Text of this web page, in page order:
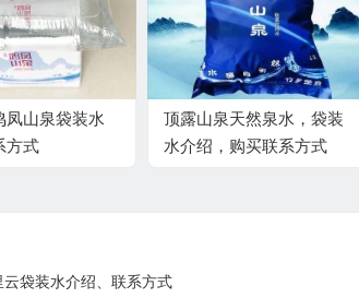
凤山泉袋装水
方式
顶露山泉天然泉水，袋装
水介绍，购买联系方式
云袋装水介绍、联系方式